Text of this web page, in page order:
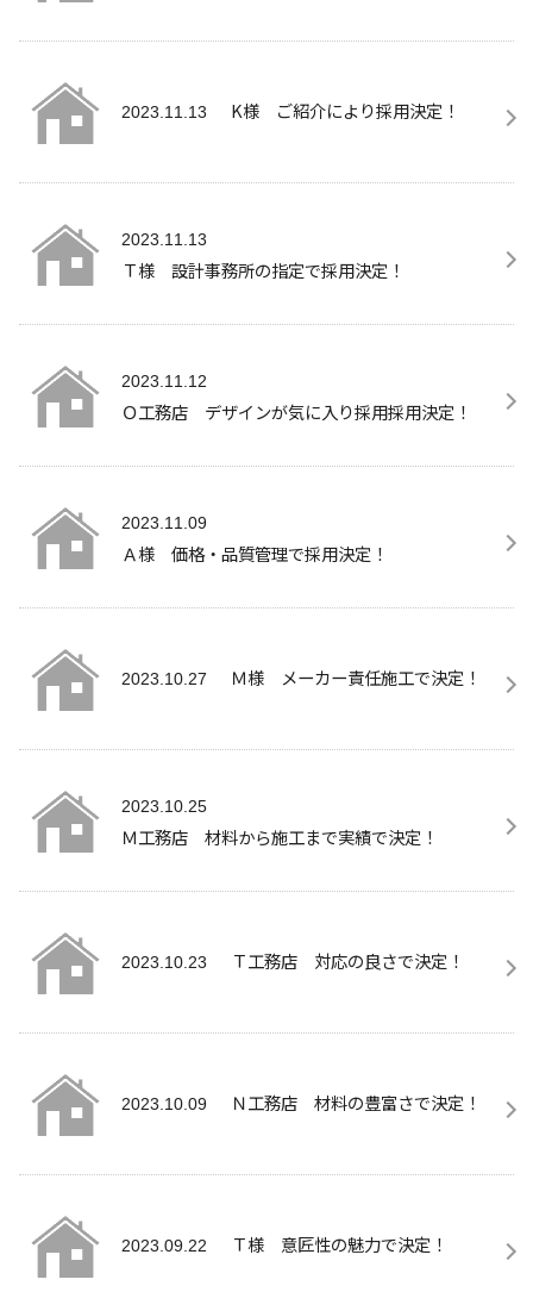
2023.11.13 K様 ご紹介により採用決定！
2023.11.13
Ｔ様 設計事務所の指定で採用決定！
2023.11.12
Ｏ工務店 デザインが気に入り採用採用決定！
2023.11.09
Ａ様 価格・品質管理で採用決定！
2023.10.27 Ｍ様 メーカー責任施工で決定！
2023.10.25
Ｍ工務店 材料から施工まで実績で決定！
2023.10.23 Ｔ工務店 対応の良さで決定！
2023.10.09 Ｎ工務店 材料の豊富さで決定！
2023.09.22 Ｔ様 意匠性の魅力で決定！